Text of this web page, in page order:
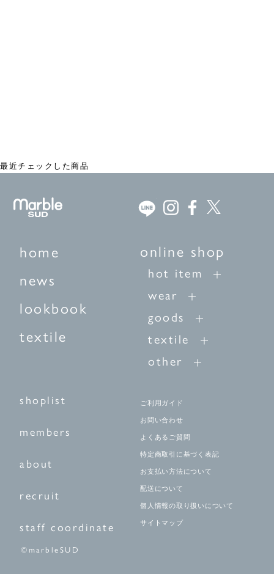
最近チェックした商品
home
news
lookbook
textile
online shop
hot item
wear
goods
textile
other
shoplist
members
about
recruit
staff coordinate
ご利用ガイド
お問い合わせ
よくあるご質問
特定商取引に基づく表記
お支払い方法について
配送について
個人情報の取り扱いについて
サイトマップ
©marbleSUD